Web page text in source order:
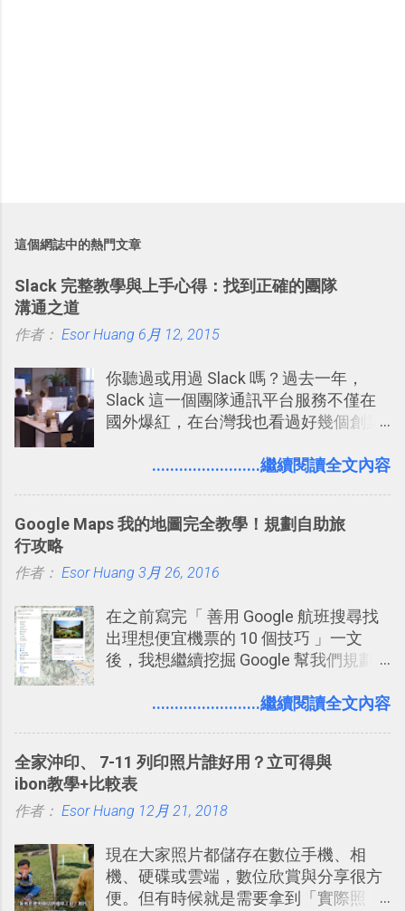
這個網誌中的熱門文章
Slack 完整教學與上手心得：找到正確的團隊
溝通之道
作者： Esor Huang 6月 12, 2015
你聽過或用過 Slack 嗎？過去一年，
Slack 這一個團隊通訊平台服務不僅在
國外爆紅，在台灣我也看過好幾個創業
理，到底 Slack 有什麼魅力？它是不是
有機會在一個專案合作中使用了 Slack
點： 1. 「 很有趣 」： Slack 裡擁有跟
聊天打屁、傳送有趣影音圖文的功能。
2. 「 有效率 」：但是 Slack 的頻道、群
組機制讓茶水間的聊天，不會干擾工作
事可以從聊天中記錄重點。 3. 「 有彈性
的軟體則讓同事可以在任何地方和公司
保持聯繫。 如果你需要中文版的同類平
台，可以參考： JANDI 高效率團隊通訊
戶 。 2017/3 新增 ： Sortd for Slack：
改造 Slack 討論串介面變成專案任務排
程看板
........................繼續閱讀全文內容
Google Maps 我的地圖完全教學！規劃自助旅
行攻略
作者： Esor Huang 3月 26, 2016
在之前寫完「 善用 Google 航班搜尋找
出理想便宜機票的 10 個技巧 」一文
後，我想繼續挖掘 Google 幫我們規劃
入的來聊聊 Google 的「我的地圖」服
線，對商務需求來說可以打造出一張一
張資料地圖（例如我之前在製作一本新
書時建立的「 台灣推薦空拍地點地圖
規劃自助旅行路線！ Google 「我的地
圖」在規劃自助旅行路線時可以解決許
多問題： 國外地點名稱地址常常難懂，
........................繼續閱讀全文內容
全家沖印、 7-11 列印照片誰好用？立可得與
ibon教學+比較表
作者： Esor Huang 12月 21, 2018
現在大家照片都儲存在數位手機、相
機、硬碟或雲端，數位欣賞與分享很方
便。但有時候就是需要拿到「實際照